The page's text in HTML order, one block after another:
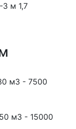
3 м 1,7
м3 - 7500
м3 - 15000